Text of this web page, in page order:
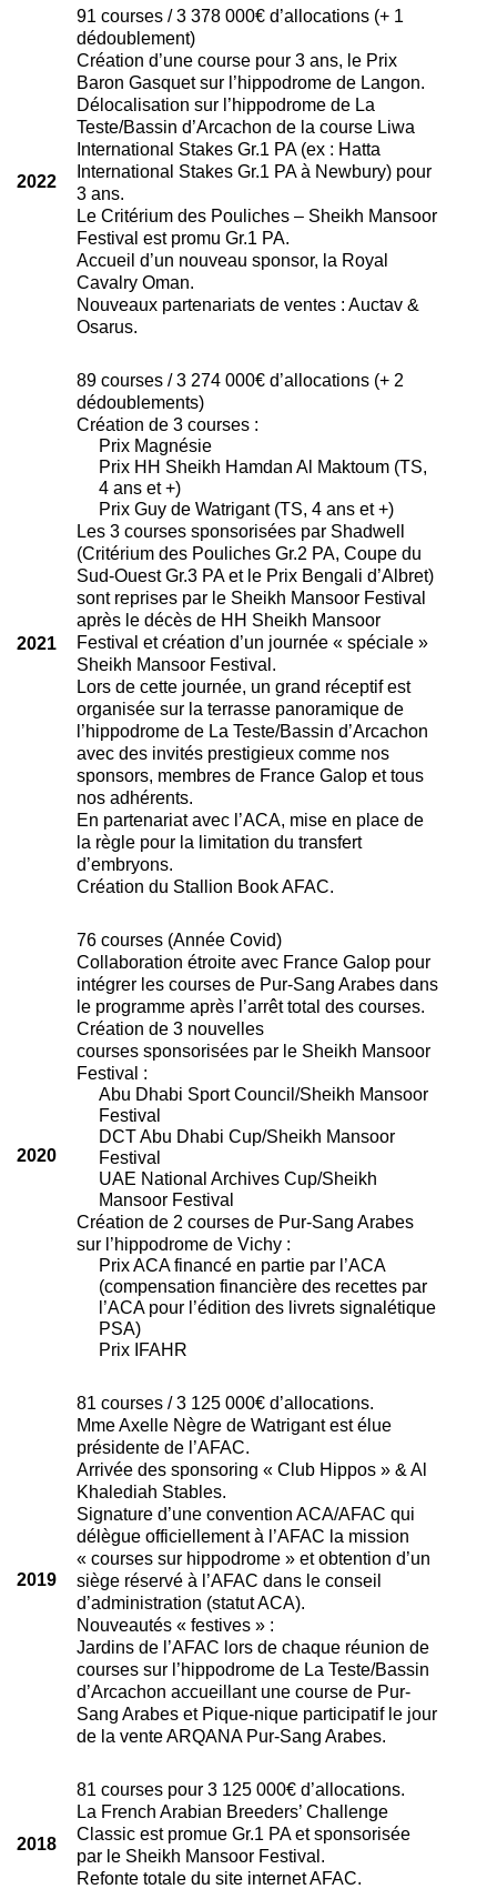
2022
91 courses / 3 378 000€ d’allocations (+ 1
dédoublement)
Création d’une course pour 3 ans, le Prix
Baron Gasquet sur l’hippodrome de Langon.
Délocalisation sur l’hippodrome de La
Teste/Bassin d’Arcachon de la course Liwa
International Stakes Gr.1 PA (ex : Hatta
International Stakes Gr.1 PA à Newbury) pour
3 ans.
Le Critérium des Pouliches – Sheikh Mansoor
Festival est promu Gr.1 PA.
Accueil d’un nouveau sponsor, la Royal
Cavalry Oman.
Nouveaux partenariats de ventes : Auctav &
Osarus.
2021
89 courses / 3 274 000€ d’allocations (+ 2
dédoublements)
Création de 3 courses :
Prix Magnésie
Prix HH Sheikh Hamdan Al Maktoum (TS,
4 ans et +)
Prix Guy de Watrigant (TS, 4 ans et +)
Les 3 courses sponsorisées par Shadwell
(Critérium des Pouliches Gr.2 PA, Coupe du
Sud-Ouest Gr.3 PA et le Prix Bengali d’Albret)
sont reprises par le Sheikh Mansoor Festival
après le décès de HH Sheikh Mansoor
Festival et création d’un journée « spéciale »
Sheikh Mansoor Festival.
Lors de cette journée, un grand réceptif est
organisée sur la terrasse panoramique de
l’hippodrome de La Teste/Bassin d’Arcachon
avec des invités prestigieux comme nos
sponsors, membres de France Galop et tous
nos adhérents.
En partenariat avec l’ACA, mise en place de
la règle pour la limitation du transfert
d’embryons.
Création du Stallion Book AFAC.
2020
76 courses (Année Covid)
Collaboration étroite avec France Galop pour
intégrer les courses de Pur-Sang Arabes dans
le programme après l’arrêt total des courses.
Création de 3 nouvelles
courses sponsorisées par le Sheikh Mansoor
Festival :
Abu Dhabi Sport Council/Sheikh Mansoor
Festival
DCT Abu Dhabi Cup/Sheikh Mansoor
Festival
UAE National Archives Cup/Sheikh
Mansoor Festival
Création de 2 courses de Pur-Sang Arabes
sur l’hippodrome de Vichy :
Prix ACA financé en partie par l’ACA
(compensation financière des recettes par
l’ACA pour l’édition des livrets signalétique
PSA)
Prix IFAHR
2019
81 courses / 3 125 000€ d’allocations.
Mme Axelle Nègre de Watrigant est élue
présidente de l’AFAC.
Arrivée des sponsoring « Club Hippos » & Al
Khalediah Stables.
Signature d’une convention ACA/AFAC qui
délègue officiellement à l’AFAC la mission
« courses sur hippodrome » et obtention d’un
siège réservé à l’AFAC dans le conseil
d’administration (statut ACA).
Nouveautés « festives » :
Jardins de l’AFAC lors de chaque réunion de
courses sur l’hippodrome de La Teste/Bassin
d’Arcachon accueillant une course de Pur-
Sang Arabes et Pique-nique participatif le jour
de la vente ARQANA Pur-Sang Arabes.
2018
81 courses pour 3 125 000€ d’allocations.
La French Arabian Breeders’ Challenge
Classic est promue Gr.1 PA et sponsorisée
par le Sheikh Mansoor Festival.
Refonte totale du site internet AFAC.